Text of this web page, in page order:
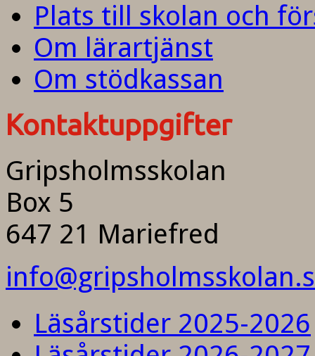
Plats till skolan och
Om lärartjänst
Om stödkassan
Kontaktuppgifter
Gripsholmsskolan
Box 5
647 21 Mariefred
Läsårstider 2025-2026